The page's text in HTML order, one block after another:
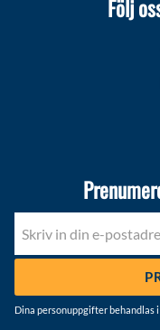
Följ
Dina personuppgifter behandlas